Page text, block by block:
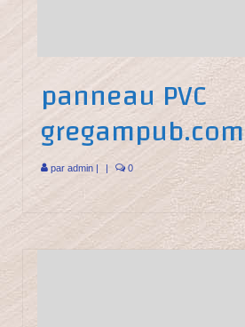
panneau PVC
gregampub.com
par admin 0